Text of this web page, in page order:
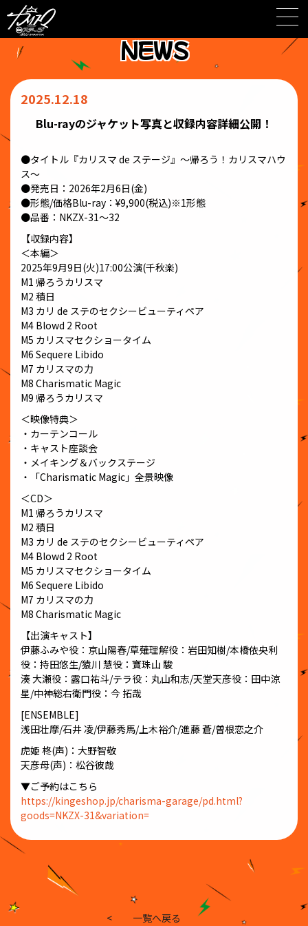
Skip
to
content
NEWS
2025.12.18
Blu-rayのジャケット写真と収録内容詳細公開！
●タイトル『カリスマ de ステージ』〜帰ろう！カリスマハウ
ス〜
●発売日：2026年2月6日(金)
●形態/価格Blu-ray：¥9,900(税込)※1形態
●品番：NKZX-31〜32
【収録内容】
＜本編＞
2025年9月9日(火)17:00公演(千秋楽)
M1 帰ろうカリスマ
M2 積日
M3 カリ de ステのセクシービューティペア
M4 Blowd 2 Root
M5 カリスマセクショータイム
M6 Sequere Libido
M7 カリスマの力
M8 Charismatic Magic
M9 帰ろうカリスマ
＜映像特典＞
・カーテンコール
・キャスト座談会
・メイキング＆バックステージ
・「Charismatic Magic」全景映像
＜CD＞
M1 帰ろうカリスマ
M2 積日
M3 カリ de ステのセクシービューティペア
M4 Blowd 2 Root
M5 カリスマセクショータイム
M6 Sequere Libido
M7 カリスマの力
M8 Charismatic Magic
【出演キャスト】
伊藤ふみや役：京山陽春/草薙理解役：岩田知樹/本橋依央利
役：持田悠生/猿川 慧役：寶珠山 駿
湊 大瀬役：露口祐斗/テラ役：丸山和志/天堂天彦役：田中涼
星/中神総右衛門役：今 拓哉
[ENSEMBLE]
浅田壮摩/石井 凌/伊藤秀馬/上木裕介/進藤 蒼/曽根恋之介
虎姫 柊(声)：大野智敬
天彦母(声)：松谷彼哉
▼ご予約はこちら
https://kingeshop.jp/charisma-garage/pd.html?
goods=NKZX-31&variation=
< 一覧へ戻る